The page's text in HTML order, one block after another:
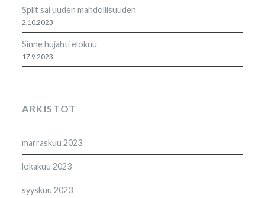
Split sai uuden mahdollisuuden
2.10.2023
Sinne hujahti elokuu
17.9.2023
ARKISTOT
marraskuu 2023
lokakuu 2023
syyskuu 2023